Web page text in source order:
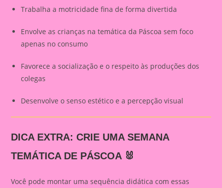
Trabalha a motricidade fina de forma divertida
Envolve as crianças na temática da Páscoa sem foco
apenas no consumo
Favorece a socialização e o respeito às produções dos
colegas
Desenvolve o senso estético e a percepção visual
DICA EXTRA: CRIE UMA SEMANA
TEMÁTICA DE PÁSCOA 🐰
Você pode montar uma sequência didática com essas